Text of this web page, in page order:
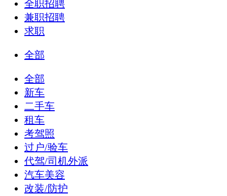
全职招聘
兼职招聘
求职
全部
全部
新车
二手车
租车
考驾照
过户/验车
代驾/司机外派
汽车美容
改装/防护